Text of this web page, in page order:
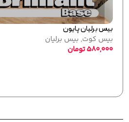
آلومینیومی تکی پایون
کاشت فرمر نقره ای
تومان